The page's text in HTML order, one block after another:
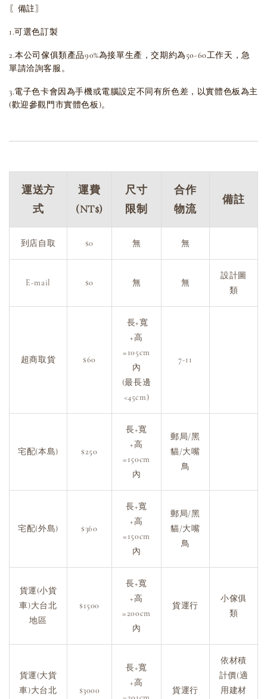
〖備註〗
1.可選色訂製
2.本公司傢俱類產品90%為接單生產，交期約為50-60工作天，急
單請洽詢客服。
3.電子色卡會因為手機或電腦設定不同有所色差，以實體色板為主
(歡迎參觀門市實體色板)。
運送方
式
運費
(NT$)
尺寸
限制
合作
物流
備註
到店自取 $0 無 無
E-mail $0 無 無
設計圖
類
超商取貨 $60
長+寬
+高
=105cm
內
(最長邊
<45cm)
7-11
宅配(本島) $250
長+寬
+高
=150cm
內
郵局/黑
貓/大嘴
鳥
宅配(外島) $360
長+寬
+高
=150cm
內
郵局/黑
貓/大嘴
鳥
貨運(小貨
車)大台北
地區
$1500
長+寬
+高
=200cm
內
貨運行
小傢俱
類
貨運(大貨
車)大台北
$3000
長+寬
+高
貨運行
依材積
計價(適
用建材